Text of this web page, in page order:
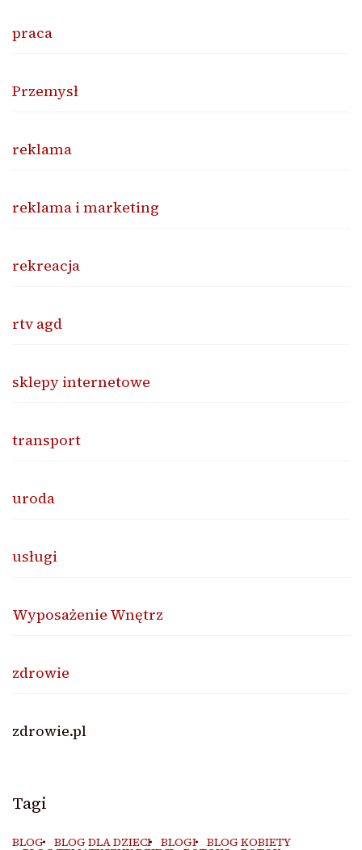
praca
Przemysł
reklama
reklama i marketing
rekreacja
rtv agd
sklepy internetowe
transport
uroda
usługi
Wyposażenie Wnętrz
zdrowie
zdrowie.pl
Tagi
BLOG BLOG DLA DZIECI BLOGI BLOG KOBIETY